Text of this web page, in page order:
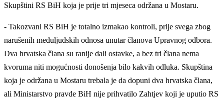
Skupštini RS BiH koja je prije tri mjeseca održana u Mostaru.
- Takozvani RS BiH je totalno izmakao kontroli, prije svega zbog
narušenih međuljudskih odnosa unutar članova Upravnog odbora.
Dva hrvatska člana su ranije dali ostavke, a bez tri člana nema
kvoruma niti mogućnosti donošenja bilo kakvih odluka. Skupština
koja je održana u Mostaru trebala je da dopuni dva hrvatska člana,
ali Ministarstvo pravde BiH nije prihvatilo Zahtjev koji je uputio RS